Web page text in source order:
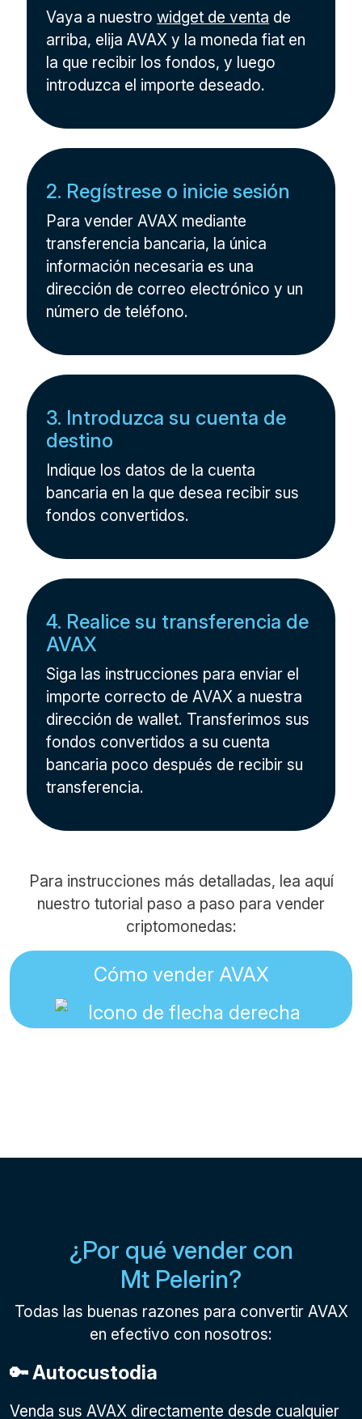
Vaya a nuestrowidget de venta de
arriba, elija AVAX y la moneda fiat en
la que recibir los fondos, y luego
introduzca el importe deseado.
2. Regístrese o inicie sesión
Para vender AVAX mediante
transferencia bancaria, la única
información necesaria es una
dirección de correo electrónico y un
número de teléfono.
3. Introduzca su cuenta de
destino
Indique los datos de la cuenta
bancaria en la que desea recibir sus
fondos convertidos.
4. Realice su transferencia de
AVAX
Siga las instrucciones para enviar el
importe correcto de AVAX a nuestra
dirección de wallet. Transferimos sus
fondos convertidos a su cuenta
bancaria poco después de recibir su
transferencia.
Para instrucciones más detalladas, lea aquí
nuestro tutorial paso a paso para vender
criptomonedas:
Cómo vender AVAX
¿Por qué vender con
Mt Pelerin?
Todas las buenas razones para convertir AVAX
en efectivo con nosotros:
🔑 Autocustodia
Venda sus AVAX directamente desde cualquier